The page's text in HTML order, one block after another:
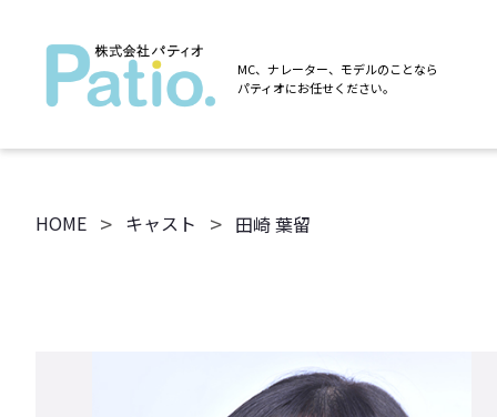
MC、ナレーター、モデルのことなら
パティオにお任せください。
HOME > キャスト > 田崎 葉留